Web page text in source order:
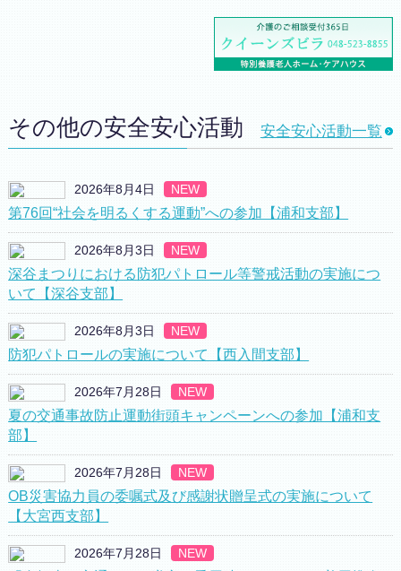
その他の安全安心活動 安全安心活動一覧
2026年8月4日 NEW
第76回“社会を明るくする運動”への参加【浦和支部】
2026年8月3日 NEW
深谷まつりにおける防犯パトロール等警戒活動の実施につ
いて【深谷支部】
2026年8月3日 NEW
防犯パトロールの実施について【西入間支部】
2026年7月28日 NEW
夏の交通事故防止運動街頭キャンペーンへの参加【浦和支
部】
2026年7月28日 NEW
OB災害協力員の委嘱式及び感謝状贈呈式の実施について
【大宮西支部】
2026年7月28日 NEW